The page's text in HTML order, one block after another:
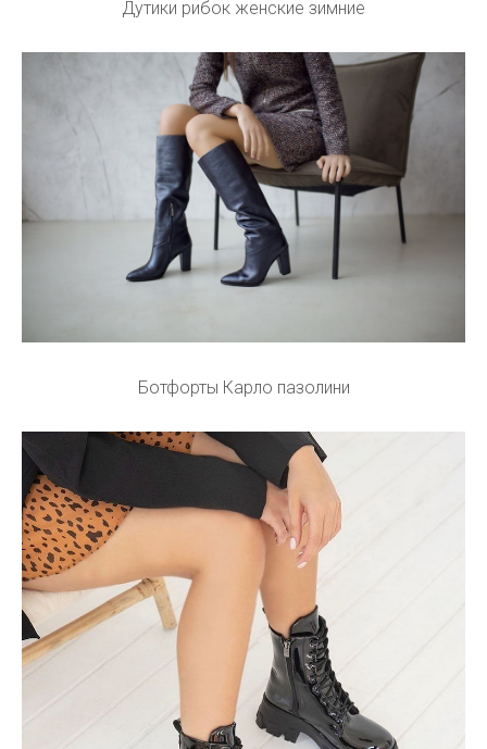
Дутики рибок женские зимние
Ботфорты Карло пазолини